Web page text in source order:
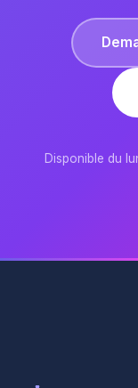
Disponible du